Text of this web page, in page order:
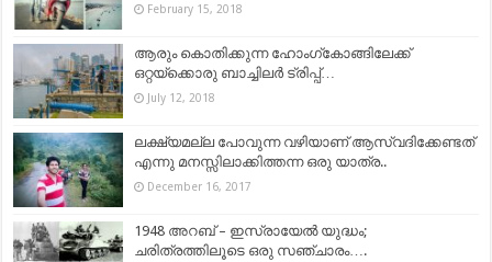
February 15, 2018
ആരും കൊതിക്കുന്ന ഹോംഗ്‌കോങ്ങിലേക്ക്
ഒറ്റയ്ക്കൊരു ബാച്ചിലർ ട്രിപ്പ്…
July 12, 2018
ലക്ഷ്യമല്ല പോവുന്ന വഴിയാണ് ആസ്വദിക്കേണ്ടത്
എന്നു മനസ്സിലാക്കിത്തന്ന ഒരു യാത്ര..
December 16, 2017
1948 അറബ് – ഇസ്രായേൽ യുദ്ധം;
ചരിത്രത്തിലൂടെ ഒരു സഞ്ചാരം….